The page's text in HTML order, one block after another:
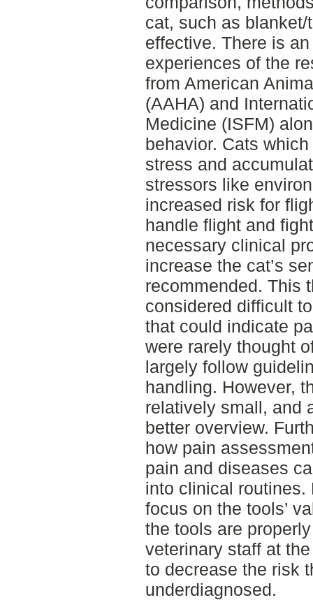
cat, such as
effective. There is
experiences of the
from American
(AAHA) and
Medicine (ISFM)
behavior. Cats
stress and
stressors like
increased risk for
handle flight and
necessary clinical
increase the cat’s
recommended. This
considered difficult
that could indicate
were rarely thought
largely follow
handling. However,
relatively small, and
better overview.
how pain
pain and diseases
into clinical
focus on the tools’
the tools are
veterinary staff at
to decrease the risk
underdiagnosed.